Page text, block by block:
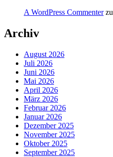
A WordPress Commenterzu
Archiv
August 2026
Juli 2026
Juni 2026
Mai 2026
April 2026
März 2026
Februar 2026
Januar 2026
Dezember 2025
November 2025
Oktober 2025
September 2025